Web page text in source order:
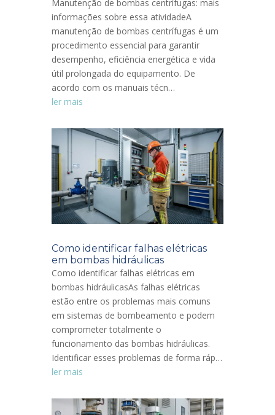
Manutenção de bombas centrífugas: mais
informações sobre essa atividadeA
manutenção de bombas centrífugas é um
procedimento essencial para garantir
desempenho, eficiência energética e vida
útil prolongada do equipamento. De
acordo com os manuais técn…
ler mais
Como identificar falhas elétricas
em bombas hidráulicas
Como identificar falhas elétricas em
bombas hidráulicasAs falhas elétricas
estão entre os problemas mais comuns
em sistemas de bombeamento e podem
comprometer totalmente o
funcionamento das bombas hidráulicas.
Identificar esses problemas de forma ráp…
ler mais